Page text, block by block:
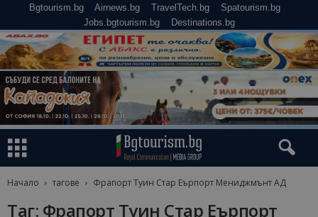
Bgtourism.bg Airnews.bg TravelTech.bg
Spatourism.bg
Jobs.bgtourism.bg
Destinations.bg
Начало тагове Фрапорт Туин Стар Еърпорт Мениджмънт АД
Таг: Фрапорт Туин Стар Еърпорт